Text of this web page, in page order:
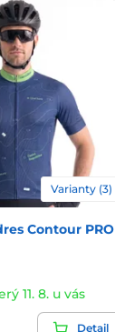
Varianty (3)
Contour PRO
11. 8. u vás
Detail